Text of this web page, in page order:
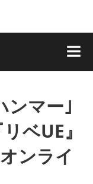
ンマー｣
ベUE』
ンライ